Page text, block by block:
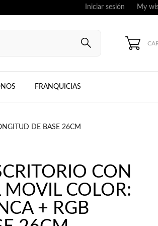
Iniciar sesión My
FRANQUICIAS
DE BASE 26CM
CON
MOVIL COLOR:
+ RGB